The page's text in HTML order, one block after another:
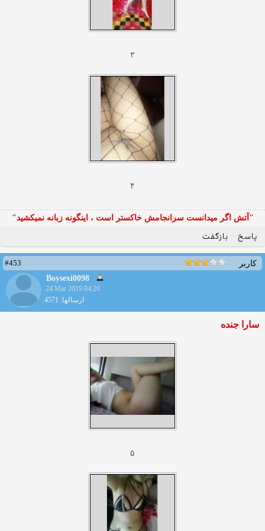
۳
۴
"آتش اگر ميدانست سرانجامش خاكستر است ، اينگونه زبانه نميكشيد"
پاسخ بازگفت
کاربر
#453
Boysexi0098
24 Mar 2019 04:26
ارسالها: 4571
سارا جنده
۵